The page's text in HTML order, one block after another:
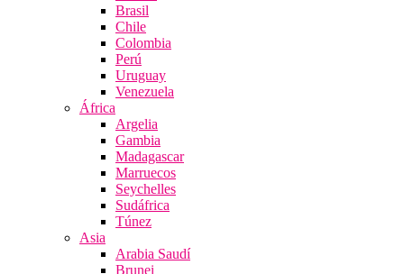
Brasil
Chile
Colombia
Perú
Uruguay
Venezuela
África
Argelia
Gambia
Madagascar
Marruecos
Seychelles
Sudáfrica
Túnez
Asia
Arabia Saudí
Brunei